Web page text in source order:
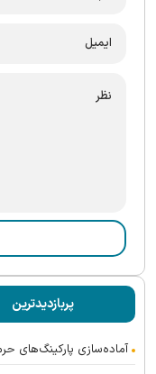
پربازدیدترین
آماده‌سازی پارکینگ‌های